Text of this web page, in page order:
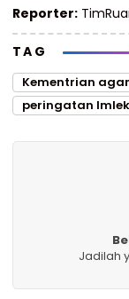
Reporter:
TAG
Kementrian
peringatan Imlek
Jadilah